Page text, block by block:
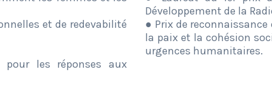
et de redevabilité
les réponses aux
Développement de la
● Prix de
la paix et la cohésion
urgences humanitaires.